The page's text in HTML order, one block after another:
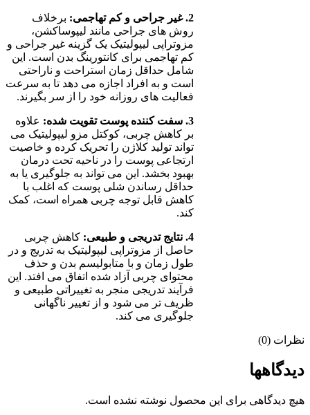
2. غیر جراحی و کم تهاجمی:
برخلاف
روش های جراحی مانند لیپوساکشن،
مزوتراپی لیپولیتیک یک گزینه غیر جراحی و
کم تهاجمی برای کانتورینگ بدن است. این
شامل حداقل زمان استراحت و ناراحتی
است و به افراد اجازه می دهد تا به سرعت
فعالیت های روزانه خود را از سر بگیرند.
3. سفت کننده پوست تقویت شده:
علاوه
بر کاهش چربی، کوکتل مزو لیپولیتیک می
تواند تولید کلاژن را تحریک کرده و خاصیت
ارتجاعی پوست را در ناحیه تحت درمان
بهبود بخشد. این می تواند به جلوگیری یا به
حداقل رساندن شلی پوست که اغلب با
کاهش قابل توجه چربی همراه است، کمک
کند.
4. نتایج تدریجی و طبیعی:
کاهش چربی
حاصل از مزوتراپی لیپولیتیک به تدریج و در
طول زمان و با متابولیسم بدن و حذف
محتوای چربی آزاد شده اتفاق می افتد. این
فرآیند تدریجی منجر به تغییراتی طبیعی و
ظریف تر می شود و از تغییر ناگهانی
جلوگیری می کند.
نظرات (0)
دیدگاهها
هیچ دیدگاهی برای این محصول نوشته نشده است.